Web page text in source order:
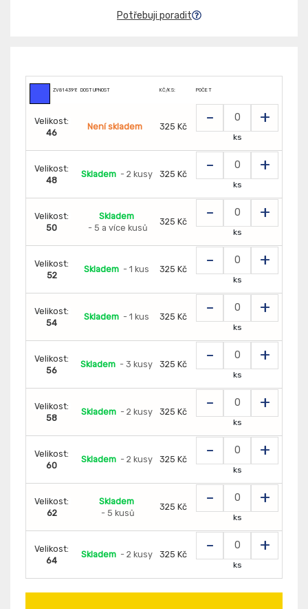
Potřebuji poradit
ZV8143915 DOSTUPNOST KČ/KS: POČET
Velikost:
46
Není skladem 325 Kč - +
ks
Velikost:
48
Skladem - 2 kusy 325 Kč - +
ks
Velikost:
50
Skladem
- 5 a více kusů
325 Kč - +
ks
Velikost:
52
Skladem - 1 kus 325 Kč - +
ks
Velikost:
54
Skladem - 1 kus 325 Kč - +
ks
Velikost:
56
Skladem - 3 kusy 325 Kč - +
ks
Velikost:
58
Skladem - 2 kusy 325 Kč - +
ks
Velikost:
60
Skladem - 2 kusy 325 Kč - +
ks
Velikost:
62
Skladem
- 5 kusů
325 Kč - +
ks
Velikost:
64
Skladem - 2 kusy 325 Kč - +
ks